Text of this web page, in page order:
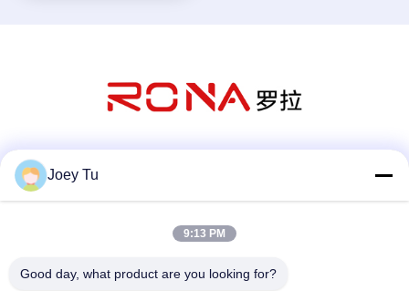
Joey Tu
9:13 PM
Good day, what product are you looking for?